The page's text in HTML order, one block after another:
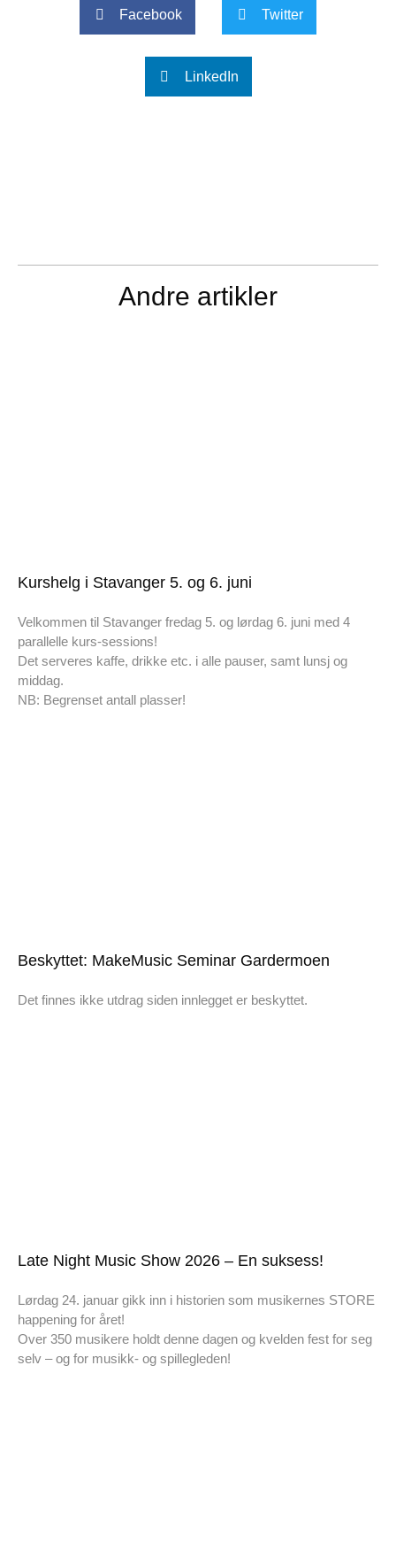
Facebook Twitter
LinkedIn
Andre artikler
Kurshelg i Stavanger 5. og 6. juni
Velkommen til Stavanger fredag 5. og lørdag 6. juni med 4
parallelle kurs-sessions!
Det serveres kaffe, drikke etc. i alle pauser, samt lunsj og
middag.
NB: Begrenset antall plasser!
Beskyttet: MakeMusic Seminar Gardermoen
Det finnes ikke utdrag siden innlegget er beskyttet.
Late Night Music Show 2026 – En suksess!
Lørdag 24. januar gikk inn i historien som musikernes STORE
happening for året!
Over 350 musikere holdt denne dagen og kvelden fest for seg
selv – og for musikk- og spillegleden!